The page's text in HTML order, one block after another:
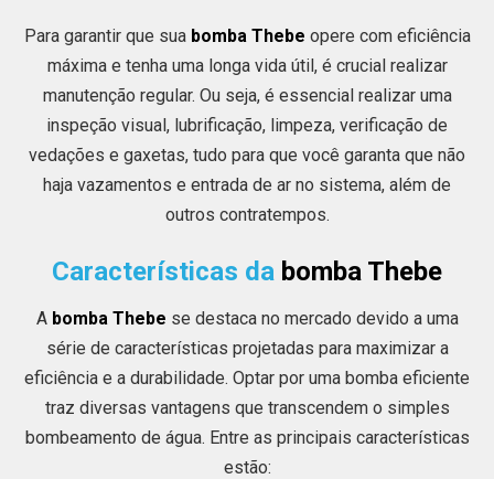
Para garantir que sua bomba Thebe opere com eficiência
máxima e tenha uma longa vida útil, é crucial realizar
manutenção regular. Ou seja, é essencial realizar uma
inspeção visual, lubrificação, limpeza, verificação de
vedações e gaxetas, tudo para que você garanta que não
haja vazamentos e entrada de ar no sistema, além de
outros contratempos.
Características da bomba Thebe
A bomba Thebe se destaca no mercado devido a uma
série de características projetadas para maximizar a
eficiência e a durabilidade. Optar por uma bomba eficiente
traz diversas vantagens que transcendem o simples
bombeamento de água. Entre as principais características
estão: